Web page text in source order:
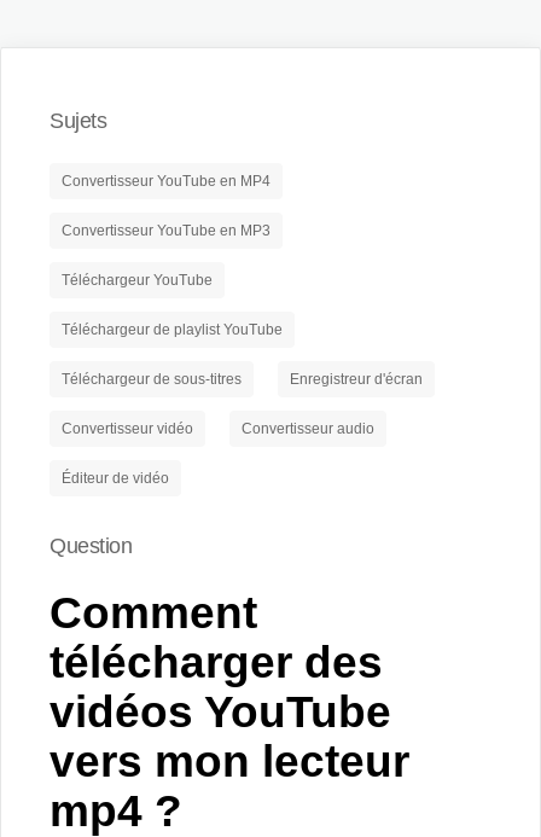
Sujets
Convertisseur YouTube en MP4
Convertisseur YouTube en MP3
Téléchargeur YouTube
Téléchargeur de playlist YouTube
Téléchargeur de sous-titres Enregistreur d'écran
Convertisseur vidéo Convertisseur audio
Éditeur de vidéo
Question
Comment
télécharger des
vidéos YouTube
vers mon lecteur
mp4 ?